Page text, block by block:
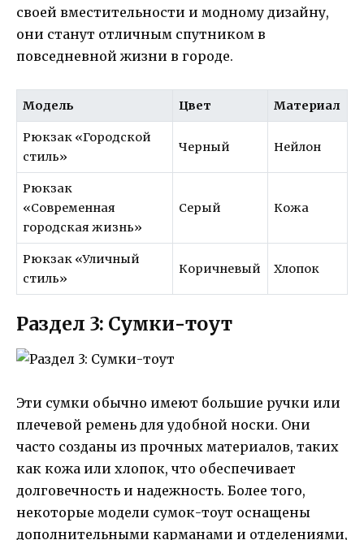
своей вместительности и модному дизайну,
они станут отличным спутником в
повседневной жизни в городе.
Модель Цвет Материал
Рюкзак «Городской
стиль»
Черный Нейлон
Рюкзак
«Современная
городская жизнь»
Серый Кожа
Рюкзак «Уличный
стиль»
Коричневый Хлопок
Раздел 3: Сумки-тоут
Эти сумки обычно имеют большие ручки или
плечевой ремень для удобной носки. Они
часто созданы из прочных материалов, таких
как кожа или хлопок, что обеспечивает
долговечность и надежность. Более того,
некоторые модели сумок-тоут оснащены
дополнительными карманами и отделениями,